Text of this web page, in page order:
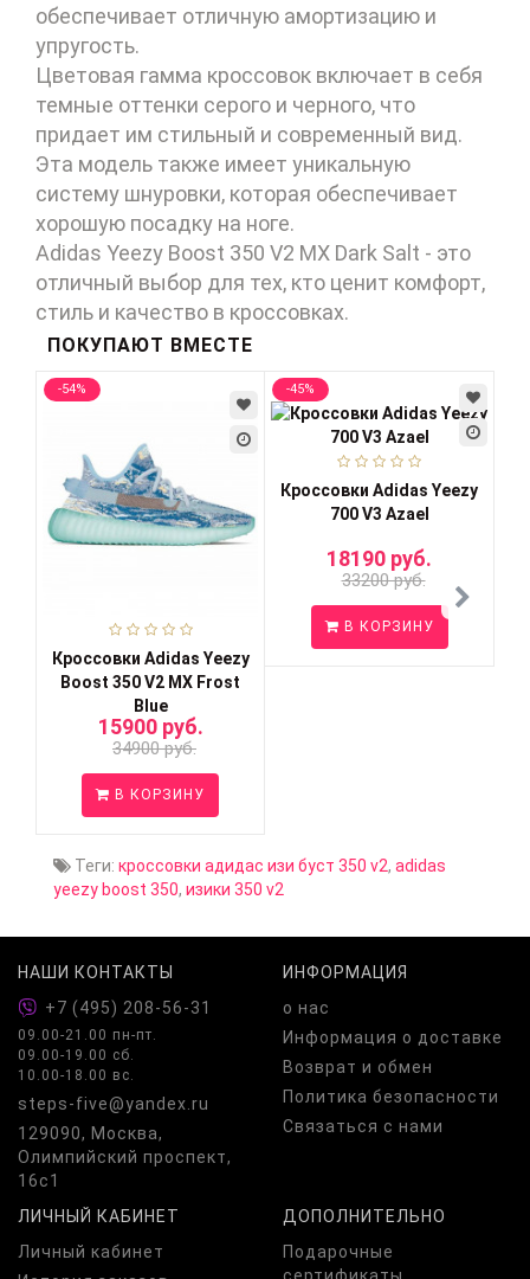
обеспечивает отличную амортизацию и
упругость.
Цветовая гамма кроссовок включает в себя
темные оттенки серого и черного, что
придает им стильный и современный вид.
Эта модель также имеет уникальную
систему шнуровки, которая обеспечивает
хорошую посадку на ноге.
Adidas Yeezy Boost 350 V2 MX Dark Salt - это
отличный выбор для тех, кто ценит комфорт,
стиль и качество в кроссовках.
ПОКУПАЮТ ВМЕСТЕ
-54%
Кроссовки Adidas Yeezy
Boost 350 V2 MX Frost
Blue
15900 руб.
34900 руб.
В КОРЗИНУ
-45%
Кроссовки Adidas Yееzy
700 V3 Azael
18190 руб.
33200 руб.
В КОРЗИНУ
Теги: кроссовки адидас изи буст 350 v2, adidas
yeezy boost 350, изики 350 v2
НАШИ КОНТАКТЫ
+7 (495) 208-56-31
09.00-21.00 пн-пт.
09.00-19.00 сб.
10.00-18.00 вс.
steps-five@yandex.ru
129090, Москва,
Олимпийский проспект,
16с1
ИНФОРМАЦИЯ
о нас
Информация о доставке
Возврат и обмен
Политика безопасности
Связаться с нами
ЛИЧНЫЙ КАБИНЕТ
Личный кабинет
ДОПОЛНИТЕЛЬНО
Подарочные